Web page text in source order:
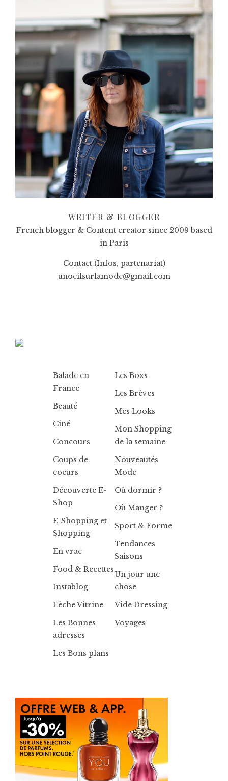
WRITER & BLOGGER
French blogger & Content creator since 2009 based
in Paris
Contact (Infos, partenariat)
unoeilsurlamode@gmail.com
Balade en
France
Beauté
Ciné
Concours
Coups de
coeurs
Découverte E-
Shop
E-Shopping et
Shopping
En vrac
Food & Recettes
Instablog
Lèche Vitrine
Les Bonnes
adresses
Les Bons plans
Les Boxs
Les Brèves
Mes Looks
Mon Shopping
de la semaine
Nouveautés
Mode
Où dormir ?
Où Manger ?
Sport & Forme
Tendances
Saisons
Un jour une
chose
Vide Dressing
Voyages